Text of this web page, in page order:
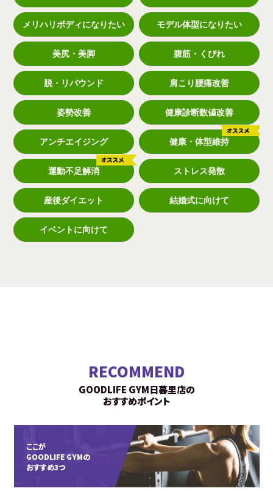
メリハリボディになりたい モデル体型になりたい
美尻・美脚 腹筋・くびれ
脱・リバウンド 肩こり腰痛改善
姿勢改善 健康診断数値改善
アンチエイジング 健康・体型維持
運動不足解消 ストレス発散
産後ダイエット 結婚式に向けて
イベントに向けて
RECOMMEND
GOODLIFE GYM日暮里店の
おすすめポイント
ここが
GOODLIFE GYMの
おすすめ3つ